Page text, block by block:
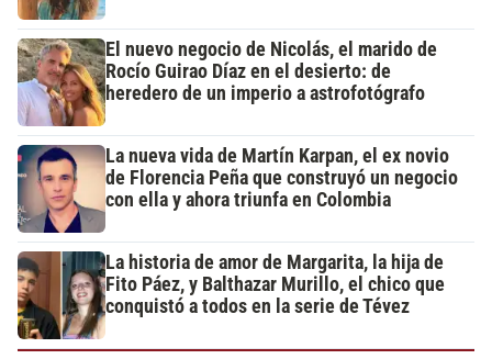
El nuevo negocio de Nicolás, el marido de
Rocío Guirao Díaz en el desierto: de
heredero de un imperio a astrofotógrafo
La nueva vida de Martín Karpan, el ex novio
de Florencia Peña que construyó un negocio
con ella y ahora triunfa en Colombia
La historia de amor de Margarita, la hija de
Fito Páez, y Balthazar Murillo, el chico que
conquistó a todos en la serie de Tévez